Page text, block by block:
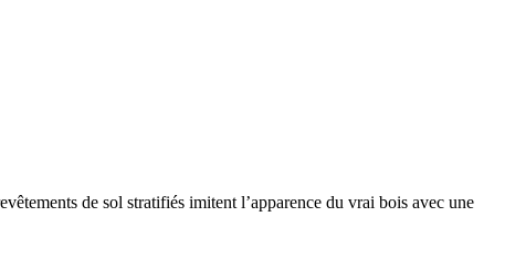
de sol stratifiés imitent l’apparence du vrai bois avec une